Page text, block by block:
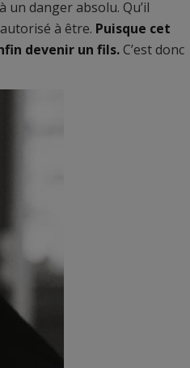
un danger absolu. Qu’il
à être. Puisque cet
devenir un fils.C’est donc